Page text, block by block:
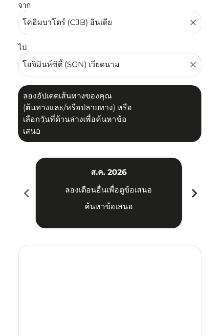
จาก
close
ไป
close
ลองอัปเดตเส้นทางของคุณ
(ต้นทางและ/หรือปลายทาง) หรือ
เลือกวันที่ด้านล่างเพื่อค้นหาข้อ
เสนอ
chevron_left
ส.ค. 2026
ลองเดือนอื่นเพื่อดูข้อเสนอ
ค้นหาข้อเสนอ
chevron_right